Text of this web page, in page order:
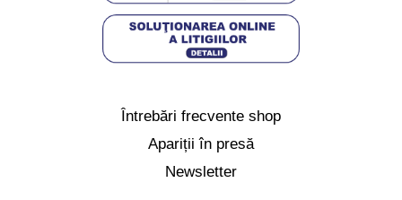
Întrebări frecvente shop
Apariții în presă
Newsletter